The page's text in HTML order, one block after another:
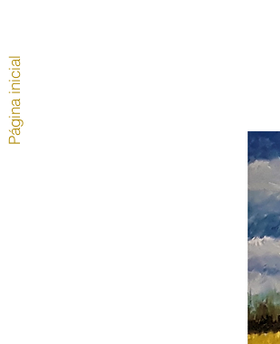
Página inicial